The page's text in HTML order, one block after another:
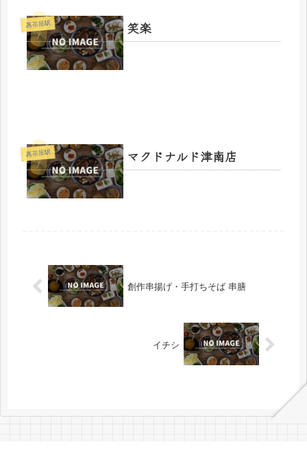
高茶屋駅 笑楽
高茶屋駅 マクドナルド津南店
創作串揚げ・手打ちそば 串膳
イチシ